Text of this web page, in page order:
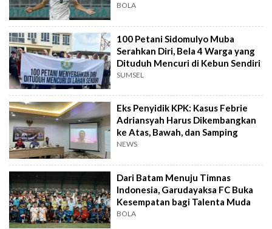
BOLA
100 Petani Sidomulyo Muba
Serahkan Diri, Bela 4 Warga yang
Dituduh Mencuri di Kebun Sendiri
SUMSEL
Eks Penyidik KPK: Kasus Febrie
Adriansyah Harus Dikembangkan
ke Atas, Bawah, dan Samping
NEWS
Dari Batam Menuju Timnas
Indonesia, Garudayaksa FC Buka
Kesempatan bagi Talenta Muda
BOLA